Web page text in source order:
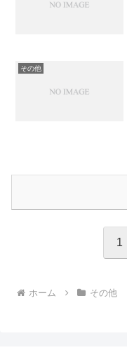
その他
1
ホーム その他